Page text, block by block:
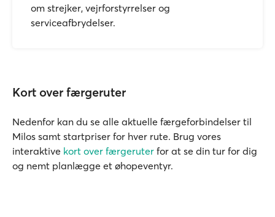
om strejker, vejrforstyrrelser og
serviceafbrydelser.
Kort over færgeruter
Nedenfor kan du se alle aktuelle færgeforbindelser til
Milos samt startpriser for hver rute. Brug vores
interaktive kort over færgeruter for at se din tur for dig
og nemt planlægge et øhopeventyr.